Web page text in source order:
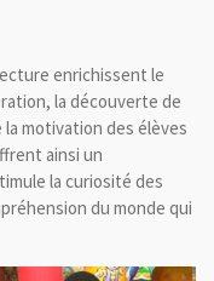
enrichissent le
la découverte de
motivation des élèves
ainsi un
la curiosité des
du monde qui